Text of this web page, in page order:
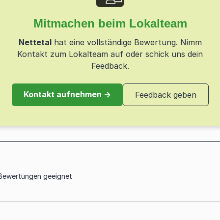
Kommune
KFZ-Parkplätzen
Klimafonds
Handwerk und Wirtschaft zu
Mitmachen beim Lokalteam
Nettetalhat eine vollständige Bewertung. Nimm
Kontakt zum Lokalteam auf oder schick uns dein
Feedback.
Kontakt aufnehmen → Feedback geben
geeignet